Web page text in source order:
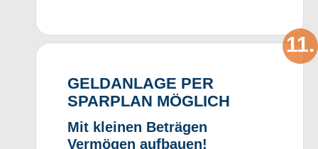
GELDANLAGE PER
SPARPLAN MÖGLICH
Mit kleinen Beträgen
Vermögen aufbauen!